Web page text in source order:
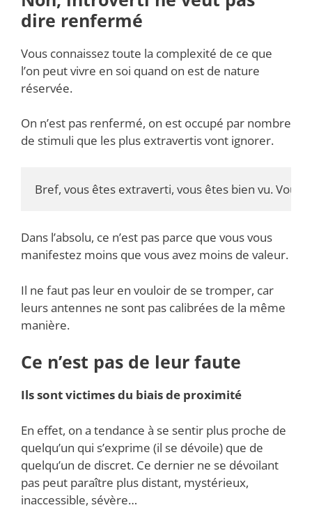
dire renfermé
Vous connaissez toute la complexité de ce que
l’on peut vivre en soi quand on est de nature
réservée.
On n’est pas renfermé, on est occupé par nombre
de stimuli que les plus extravertis vont ignorer.
Bref, vous êtes extraverti, vous êtes bien vu. Vous
Dans l’absolu, ce n’est pas parce que vous vous
manifestez moins que vous avez moins de valeur.
Il ne faut pas leur en vouloir de se tromper, car
leurs antennes ne sont pas calibrées de la même
manière.
Ce n’est pas de leur faute
Ils sont victimes du biais de proximité
En effet, on a tendance à se sentir plus proche de
quelqu’un qui s’exprime (il se dévoile) que de
quelqu’un de discret. Ce dernier ne se dévoilant
pas peut paraître plus distant, mystérieux,
inaccessible, sévère…